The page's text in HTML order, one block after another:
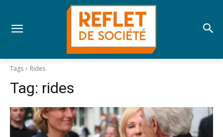
Tags Rides
Tag: rides